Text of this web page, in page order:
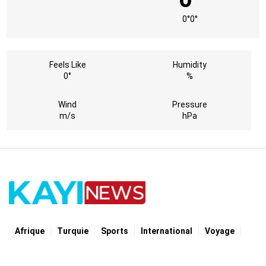
0°0°
Feels Like
0°
Humidity
%
Wind
m/s
Pressure
hPa
Afrique Turquie Sports International Voyage